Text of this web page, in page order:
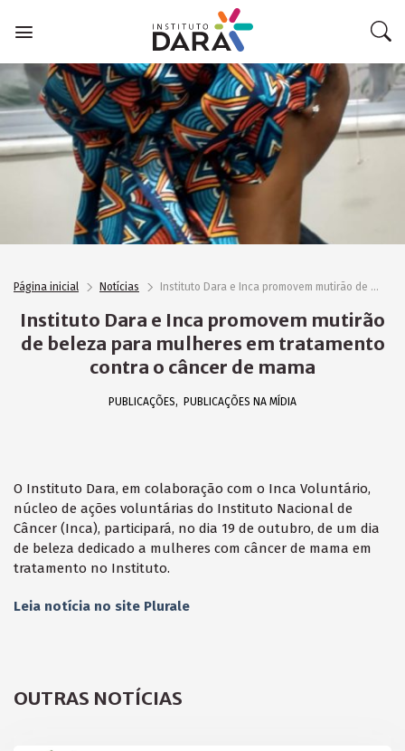
Página inicial Notícias Instituto Dara e Inca promovem mutirão de beleza para mulheres em tratamento contra o câncer de mama
Instituto Dara e Inca promovem mutirão
de beleza para mulheres em tratamento
contra o câncer de mama
PUBLICAÇÕES PUBLICAÇÕES NA MÍDIA
O Instituto Dara, em colaboração com o Inca Voluntário,
núcleo de ações voluntárias do Instituto Nacional de
Câncer (Inca), participará, no dia 19 de outubro, de um dia
de beleza dedicado a mulheres com câncer de mama em
tratamento no Instituto.
Leia notícia no site Plurale
OUTRAS NOTÍCIAS